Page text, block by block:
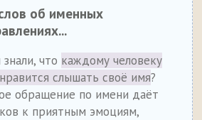
об именных
что каждому человеку
слышать своё имя?
обращение по имени даёт
к приятным эмоциям,